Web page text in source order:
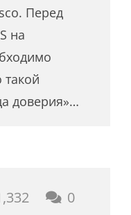
Перед
на
такой
доверия»…
0